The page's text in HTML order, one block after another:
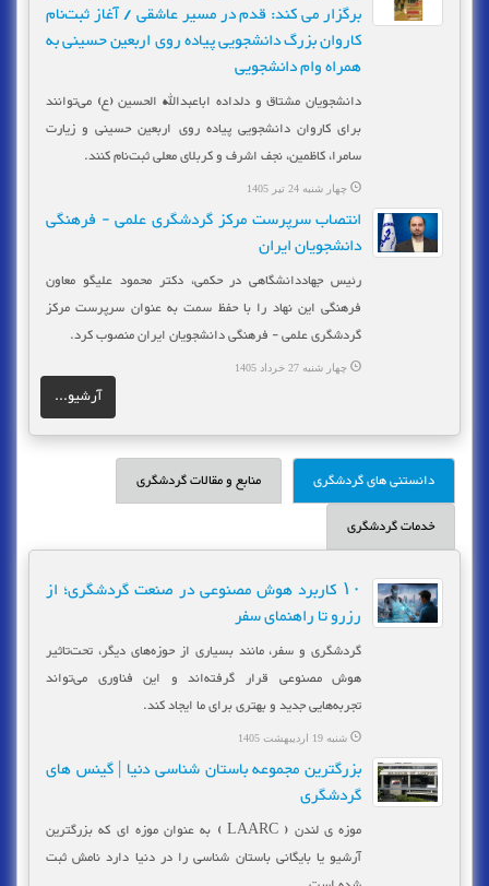
برگزار می کند: قدم در مسیر عاشقی / آغاز ثبت‌نام
کاروان بزرگ دانشجویی پیاده روی اربعین حسینی به
همراه وام دانشجویی
دانشجویان مشتاق و دلداده اباعبدالله الحسین (ع) می‌توانند
برای کاروان دانشجویی پیاده روی اربعین حسینی و زیارت
سامرا، کاظمین، نجف اشرف و کربلای معلی ثبت‌نام کنند.
چهار شنبه 24 تیر 1405
انتصاب سرپرست مرکز گردشگری علمی - فرهنگی
دانشجویان ایران
رئیس جهاددانشگاهی در حکمی، دکتر محمود علیگو معاون
فرهنگی این نهاد را با حفظ سمت به عنوان سرپرست مرکز
گردشگری علمی - فرهنگی دانشجویان ایران منصوب کرد.
چهار شنبه 27 خرداد 1405
آرشیو...
دانستنی های گردشگری
منابع و مقالات گردشگری
خدمات گردشگری
۱۰ کاربرد هوش مصنوعی در صنعت گردشگری؛ از
رزرو تا راهنمای سفر
گردشگری و سفر، مانند بسیاری از حوزه‌های دیگر، تحت‌تاثیر
هوش مصنوعی قرار گرفته‌اند و این فناوری می‌تواند
تجربه‌هایی جدید و بهتری برای ما ایجاد کند.
شنبه 19 اردیبهشت 1405
بزرگترین مجموعه باستان شناسی دنیا | گینس های
گردشگری
موزه ی لندن ( LAARC ) به عنوان موزه ای که بزرگترین
آرشیو یا بایگانی باستان شناسی را در دنیا دارد نامش ثبت